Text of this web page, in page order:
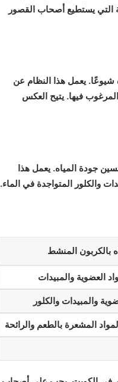
التي يستطيع أصحاب القصور
شيوعًا. يعمل هذا النظام عن
فيها. يتيح العكس
جودة المياه. يعمل هذا
والكلور المتواجدة في الماء.
بالكربون المنشط
العضوية والمبيدات
والمبيدات والكلور
المشعرة بالطعم والرائحة